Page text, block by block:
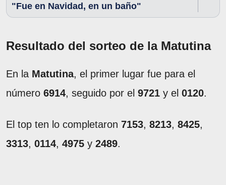
"Fue en Navidad, en un baño"
Resultado del sorteo de la Matutina
En la Matutina, el primer lugar fue para el
número 6914, seguido por el 9721 y el 0120.
El top ten lo completaron 7153, 8213, 8425,
3313, 0114, 4975 y 2489.